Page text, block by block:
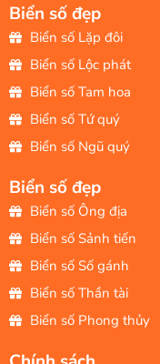
Biển số đẹp
Biển số Lặp đôi
Biển số Lộc phát
Biển số Tam hoa
Biển số Tứ quý
Biển số Ngũ quý
Biển số đẹp
Biển số Ông địa
Biển số Sảnh tiến
Biển số Số gánh
Biển số Thần tài
Biển số Phong thủy